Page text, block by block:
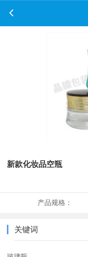
新款化妆品空瓶
产品规格：
关键词